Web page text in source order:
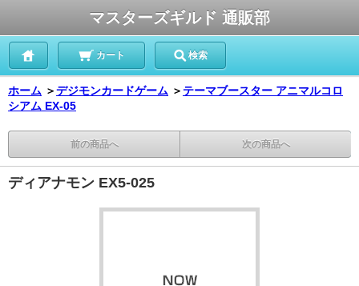
マスターズギルド 通販部
カート 検索
ホーム ＞デジモンカードゲーム ＞ テーマブースター アニマルコロ
シアム EX-05
前の商品へ 次の商品へ
ディアナモン EX5-025